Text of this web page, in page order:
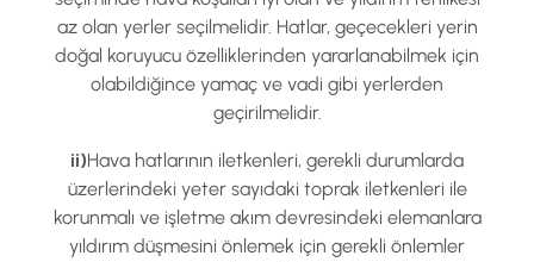
az olan yerler seçilmelidir. Hatlar, geçecekleri yerin
doğal koruyucu özelliklerinden yararlanabilmek için
olabildiğince yamaç ve vadi gibi yerlerden
geçirilmelidir.
ii)Hava hatlarının iletkenleri, gerekli durumlarda
üzerlerindeki yeter sayıdaki toprak iletkenleri ile
korunmalı ve işletme akım devresindeki elemanlara
yıldırım düşmesini önlemek için gerekli önlemler